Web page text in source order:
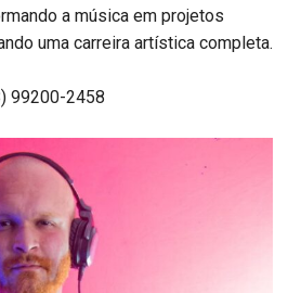
a música em projetos
uma carreira artística completa.
99200-2458